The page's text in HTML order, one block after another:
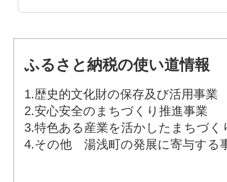
ふるさと納税の使い道情報
1.歴史的文化財の保存及び活用事業
2.安心安全のまちづくり推進事業
3.特色ある産業を活かしたまちづく
4.その他 湯浅町の発展に寄与する